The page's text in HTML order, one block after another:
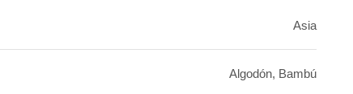
Asia
Algodón, Bambú